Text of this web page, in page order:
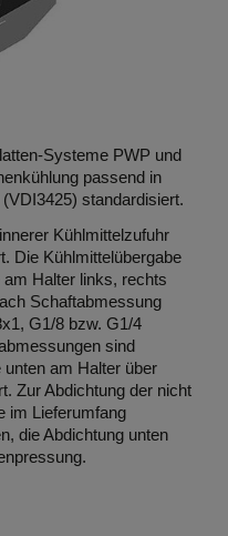
Systeme PWP und
passend in
standardisiert.
Kühlmittelzufuhr
Die Kühlmittelübergabe
Halter links, rechts
Schaftabmessung
G1/8 bzw. G1/4
sind
am Halter über
Zur Abdichtung der nicht
im Lieferumfang
die Abdichtung unten